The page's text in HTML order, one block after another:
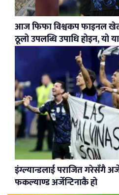
आज फिफा विश्वकप फाइनल
ठूलो उपलब्धि उपाधि होइन, यो
इंग्ल्यान्डलाई पराजित गरेसँगै
फकल्याण्ड अर्जेन्टिनाकै हो